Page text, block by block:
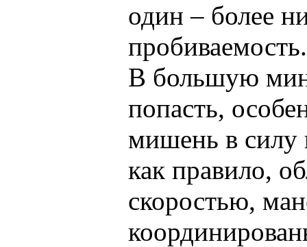
один – более
В большую
попасть,
мишень в силу
как правило,
скоростью,